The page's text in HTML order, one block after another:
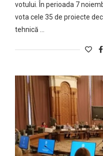
votului. În perioada 7
vota cele 35 de proiecte
tehnică …